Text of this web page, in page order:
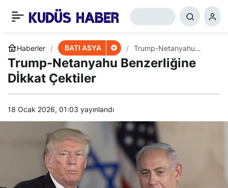
Haberler BATI ASYA
Trump-Netanyahu
Benzerliğine Dİkkat
Çektiler
Trump-Netanyahu Benzerliğine
Dİkkat Çektiler
18 Ocak 2026, 01:03 yayınlandı
Lübnan Başbakanına
Güvensizlik Açıklaması
+ 0 Paylaş